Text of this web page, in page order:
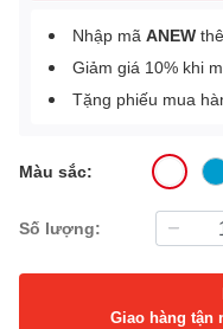
Nhập mã ANEW
Giảm giá 10% khi
Tặng phiếu mua
Màu sắc:
Số lượng:
Giao hàng tận